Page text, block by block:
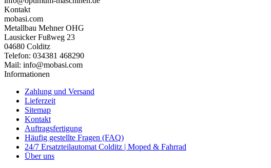
Kontakt
mobasi.com
Metallbau Mehner OHG
Lausicker Fußweg 23
04680 Colditz
Telefon: 034381 468290
Mail: info@mobasi.com
Informationen
Zahlung und Versand
Lieferzeit
Sitemap
Kontakt
Auftragsfertigung
Häufig gestellte Fragen (FAQ)
24/7 Ersatzteilautomat Colditz | Moped & Fahrrad
Über uns